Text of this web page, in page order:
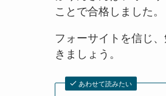
ことで合格しました。
フォーサイトを信じ
きましょう。
あわせて読みたい